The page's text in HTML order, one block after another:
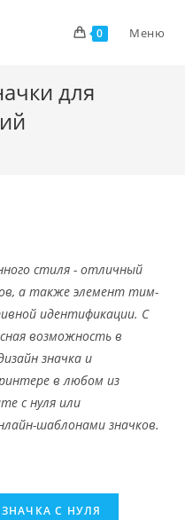
0 Меню
для
стиля - отличный
а также элемент тим-
идентификации. С
возможность в
значка и
в любом из
с нуля или
шаблонами значков.
С НУЛЯ